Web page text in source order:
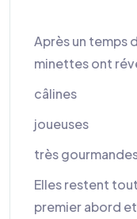
Après un temps
minettes ont
câlines
joueuses
très
Elles restent
premier abord